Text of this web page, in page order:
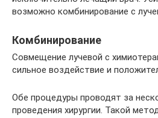
возможно комбинирование с
Комбинирование
Совмещение лучевой с
сильное воздействие и
Обе процедуры проводят за
проведения хирургии. Такой